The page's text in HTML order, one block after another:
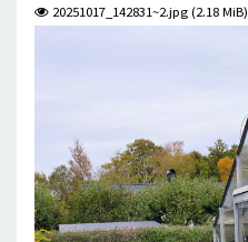
20251017_142831~2.jpg (2.18